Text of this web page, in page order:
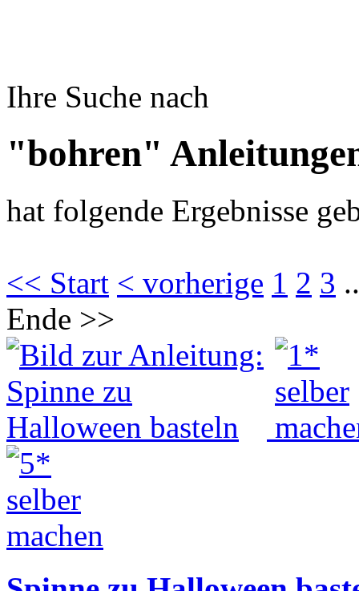
Ihre Suche nach
"bohren"
hat folgende Ergebnisse
<< Start < vorherige 1 2 3
Ende >>